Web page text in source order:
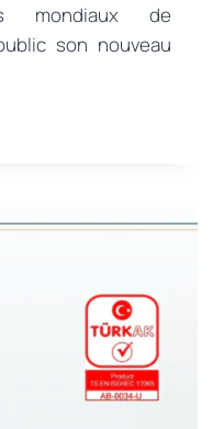
mondiaux de
son nouveau